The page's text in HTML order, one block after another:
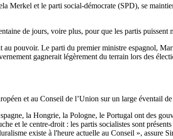
et le parti social-démocrate (SPD), se
de jours, voire plus, pour que les partis puissent
pouvoir. Le parti du premier ministre espagnol,
gagnerait légèrement du terrain lors des
et au Conseil de l’Union sur un large éventail
la Hongrie, la Pologne, le Portugal ont des
et le centre-droit : les partis socialistes sont
existe à l'heure actuelle au Conseil », assure